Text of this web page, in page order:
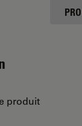
produit